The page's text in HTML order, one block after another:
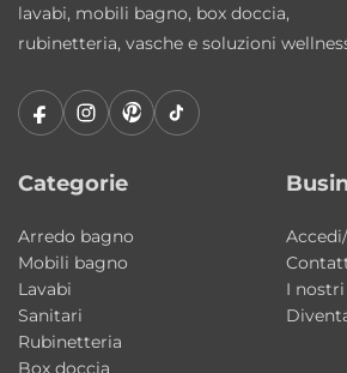
lavabi, mobili bagno, box doccia,
rubinetteria, vasche e soluzioni
Categorie
Arredo bagno
Mobili bagno
Lavabi
Sanitari
Rubinetteria
Box doccia
I